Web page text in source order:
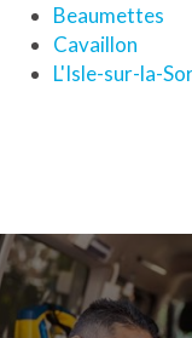
Beaumettes
Cavaillon
L'Isle-sur-la-